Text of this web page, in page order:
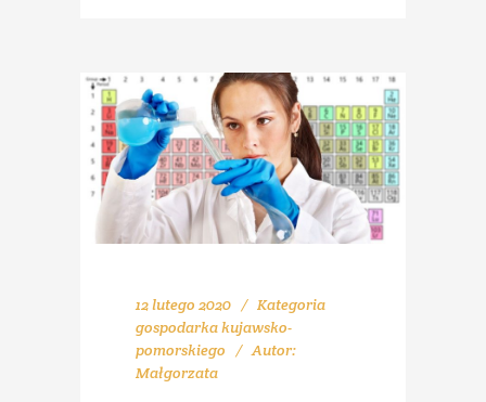
12 lutego 2020
Kategoria
gospodarka kujawsko-
pomorskiego
Autor:
Małgorzata